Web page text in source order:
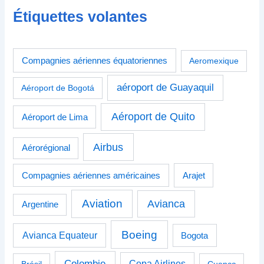
Étiquettes volantes
Compagnies aériennes équatoriennes Aeromexique
Aéroport de Bogotá aéroport de Guayaquil
Aéroport de Lima Aéroport de Quito
Aérorégional Airbus
Compagnies aériennes américaines Arajet
Argentine Aviation Avianca
Avianca Equateur Boeing Bogota